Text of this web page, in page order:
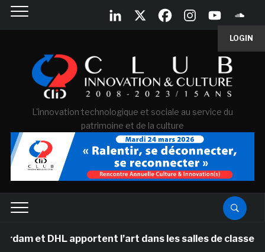
LOGIN
L'innovation technologique et sociale au service du
patrimoine et de la culture
et DHL apportent l’art dans les salles de classe des